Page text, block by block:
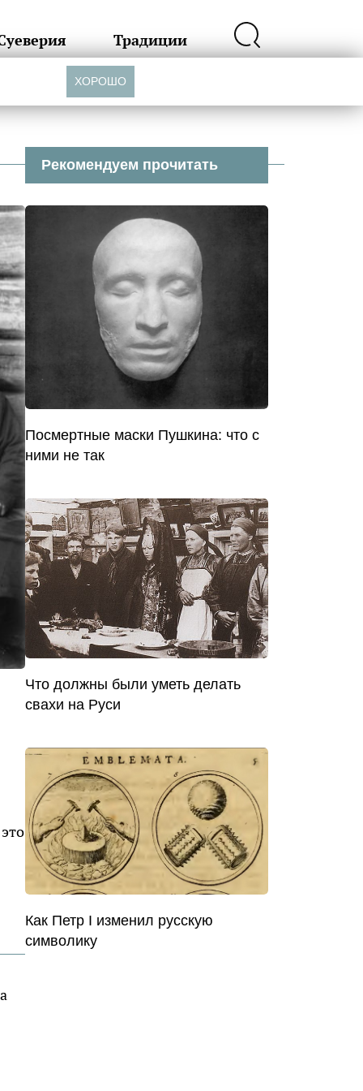
Традиции
Рекомендуем прочитать
Посмертные маски Пушкина: что с
ними не так
Что должны были уметь делать
свахи на Руси
Как Петр I изменил русскую
символику
ХОРОШО